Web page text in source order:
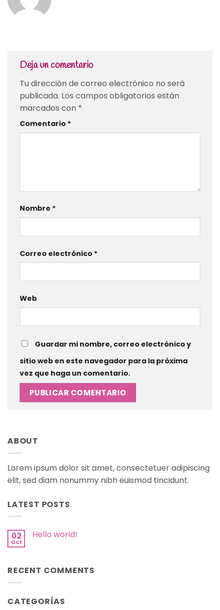
Deja un comentario
Tu dirección de correo electrónico no será
publicada. Los campos obligatorios están
marcados con *
Comentario *
Nombre *
Correo electrónico *
Web
Guardar mi nombre, correo electrónico y
sitio web en este navegador para la próxima
vez que haga un comentario.
ABOUT
Lorem ipsum dolor sit amet, consectetuer adipiscing
elit, sed diam nonummy nibh euismod tincidunt.
LATEST POSTS
02
Oct
Hello world!
RECENT COMMENTS
CATEGORÍAS